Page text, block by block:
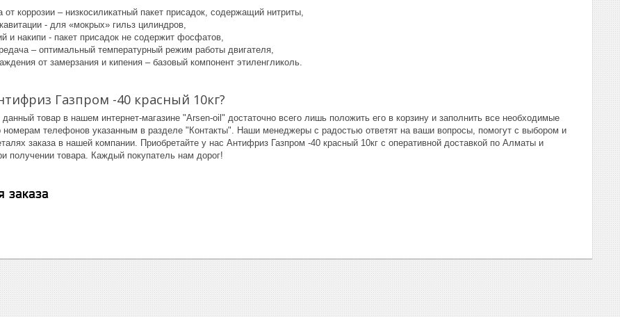
коррозии – низкосиликатный пакет присадок, содержащий нитриты,
- для «мокрых» гильз цилиндров,
и накипи - пакет присадок не содержит фосфатов,
– оптимальный температурный режим работы двигателя,
от замерзания и кипения – базовый компонент этиленгликоль.
Газпром -40 красный 10кг?
данный товар в нашем интернет-магазине "Arsen-oil" достаточно всего лишь положить его в корзину и заполнить все необходимые
номерам телефонов указанным в разделе "Контакты". Наши менеджеры с радостью ответят на ваши вопросы, помогут с выбором и
заказа в нашей компании. Приобретайте у нас Антифриз Газпром -40 красный 10кг с оперативной доставкой по Алматы и
получении товара. Каждый покупатель нам дорог!
заказа